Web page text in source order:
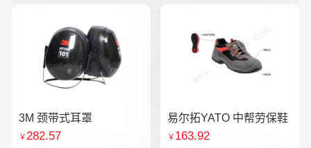
3M 颈带式耳罩
￥282.57
易尔拓YATO 中帮劳保鞋
￥ 163.92